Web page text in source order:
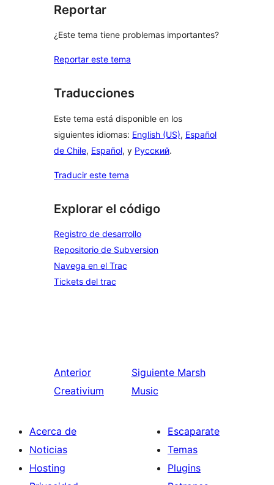
Reportar
¿Este tema tiene problemas importantes?
Reportar este tema
Traducciones
Este tema está disponible en los
siguientes idiomas: English (US), Español
de Chile, Español, y Русский.
Traducir este tema
Explorar el código
Registro de desarrollo
Repositorio de Subversion
Navega en el Trac
Tickets del trac
Anterior
Creativium
Siguiente Marsh
Music
Acerca de
Noticias
Hosting
Escaparate
Temas
Plugins